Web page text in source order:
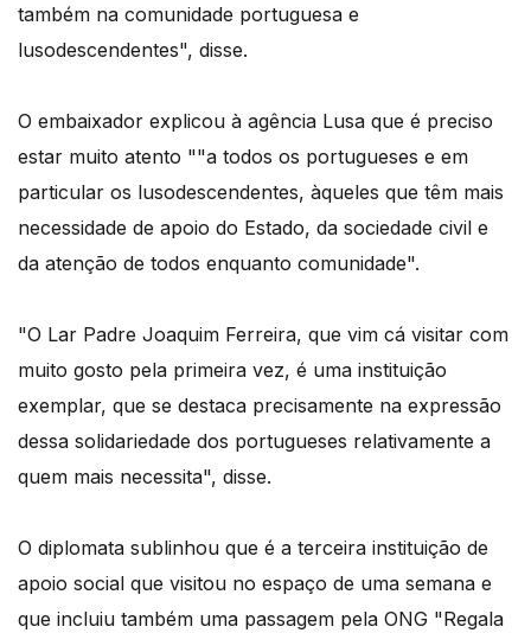
também na comunidade portuguesa e
lusodescendentes", disse.
O embaixador explicou à agência Lusa que é preciso
estar muito atento ""a todos os portugueses e em
particular os lusodescendentes, àqueles que têm mais
necessidade de apoio do Estado, da sociedade civil e
da atenção de todos enquanto comunidade".
"O Lar Padre Joaquim Ferreira, que vim cá visitar com
muito gosto pela primeira vez, é uma instituição
exemplar, que se destaca precisamente na expressão
dessa solidariedade dos portugueses relativamente a
quem mais necessita", disse.
O diplomata sublinhou que é a terceira instituição de
apoio social que visitou no espaço de uma semana e
que incluiu também uma passagem pela ONG "Regala